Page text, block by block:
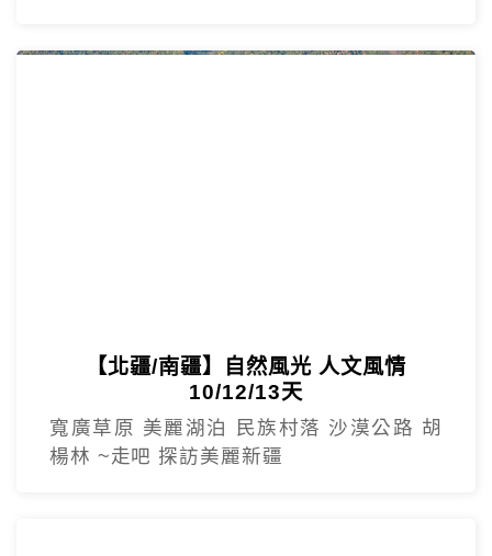
【北疆/南疆】自然風光 人文風情
10/12/13天
寬廣草原 美麗湖泊 民族村落 沙漠公路 胡
楊林 ~走吧 探訪美麗新疆